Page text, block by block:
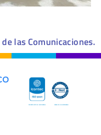
las Comunicaciones.